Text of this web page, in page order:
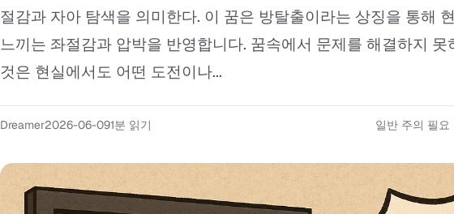
절감과 자아 탐색을 의미한다. 이 꿈은 방탈출이라는 상징을 통해
느끼는 좌절감과 압박을 반영합니다. 꿈속에서 문제를 해결하지 못
것은 현실에서도 어떤 도전이나...
Dreamer2026-06-091분 읽기 일반 주의 필요